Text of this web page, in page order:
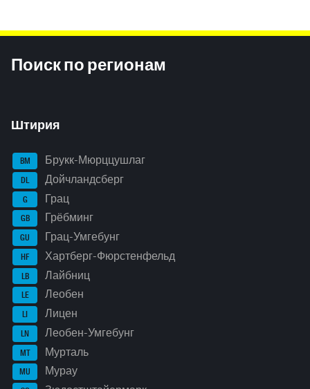
Поиск по регионам
Штирия
BM Брукк-Мюрццушлаг
DL Дойчландсберг
G Грац
GB Грёбминг
GU Грац-Умгебунг
HF Хартберг-Фюрстенфельд
LB Лайбниц
LE Леобен
LI Лицен
LN Леобен-Умгебунг
MT Мурталь
MU Мурау